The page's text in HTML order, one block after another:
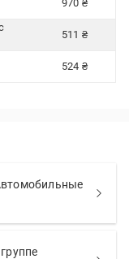
970 ₴
511 ₴
524 ₴